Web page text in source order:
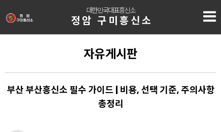
대한민국대표흥신소
정암 구미흥신소
자유게시판
부산 부산흥신소 필수 가이드 | 비용, 선택 기준, 주의사항
총정리